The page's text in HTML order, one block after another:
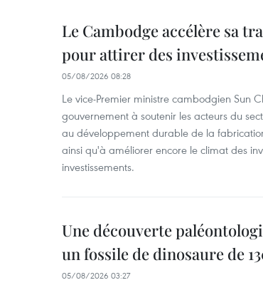
Le Cambodge accélère sa
pour attirer des
05/08/2026 08:28
Le vice-Premier ministre cambodgien Sun
gouvernement à soutenir les acteurs du
au développement durable de la
ainsi qu'à améliorer encore le climat des
investissements.
Une découverte
un fossile de dinosaure de
05/08/2026 03:27